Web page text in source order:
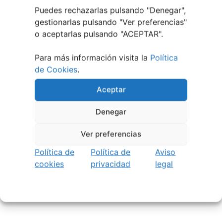
Puedes rechazarlas pulsando "Denegar",
gestionarlas pulsando "Ver preferencias"
o aceptarlas pulsando "ACEPTAR".
Para más información visita la Política
de Cookies.
Aceptar
Denegar
Ver preferencias
Política de
cookies
Política de
privacidad
Aviso
legal
Noticias de Ourenseplan
Festival Noites Teatrais de Vilamarín 2026
julio, 2026
Verano Cultural de Seixalbo 2026
31 mayo,
2026
A bailar! | Espectáculo en Baños de Molga
Noticias de Pontevedraplan
agosto, 2026
El XXXII Festival Internacional de Jazz e Blues
de Pontevedra reunirá a grandes músicos del 3
al 7 de agosto
27 julio, 2026